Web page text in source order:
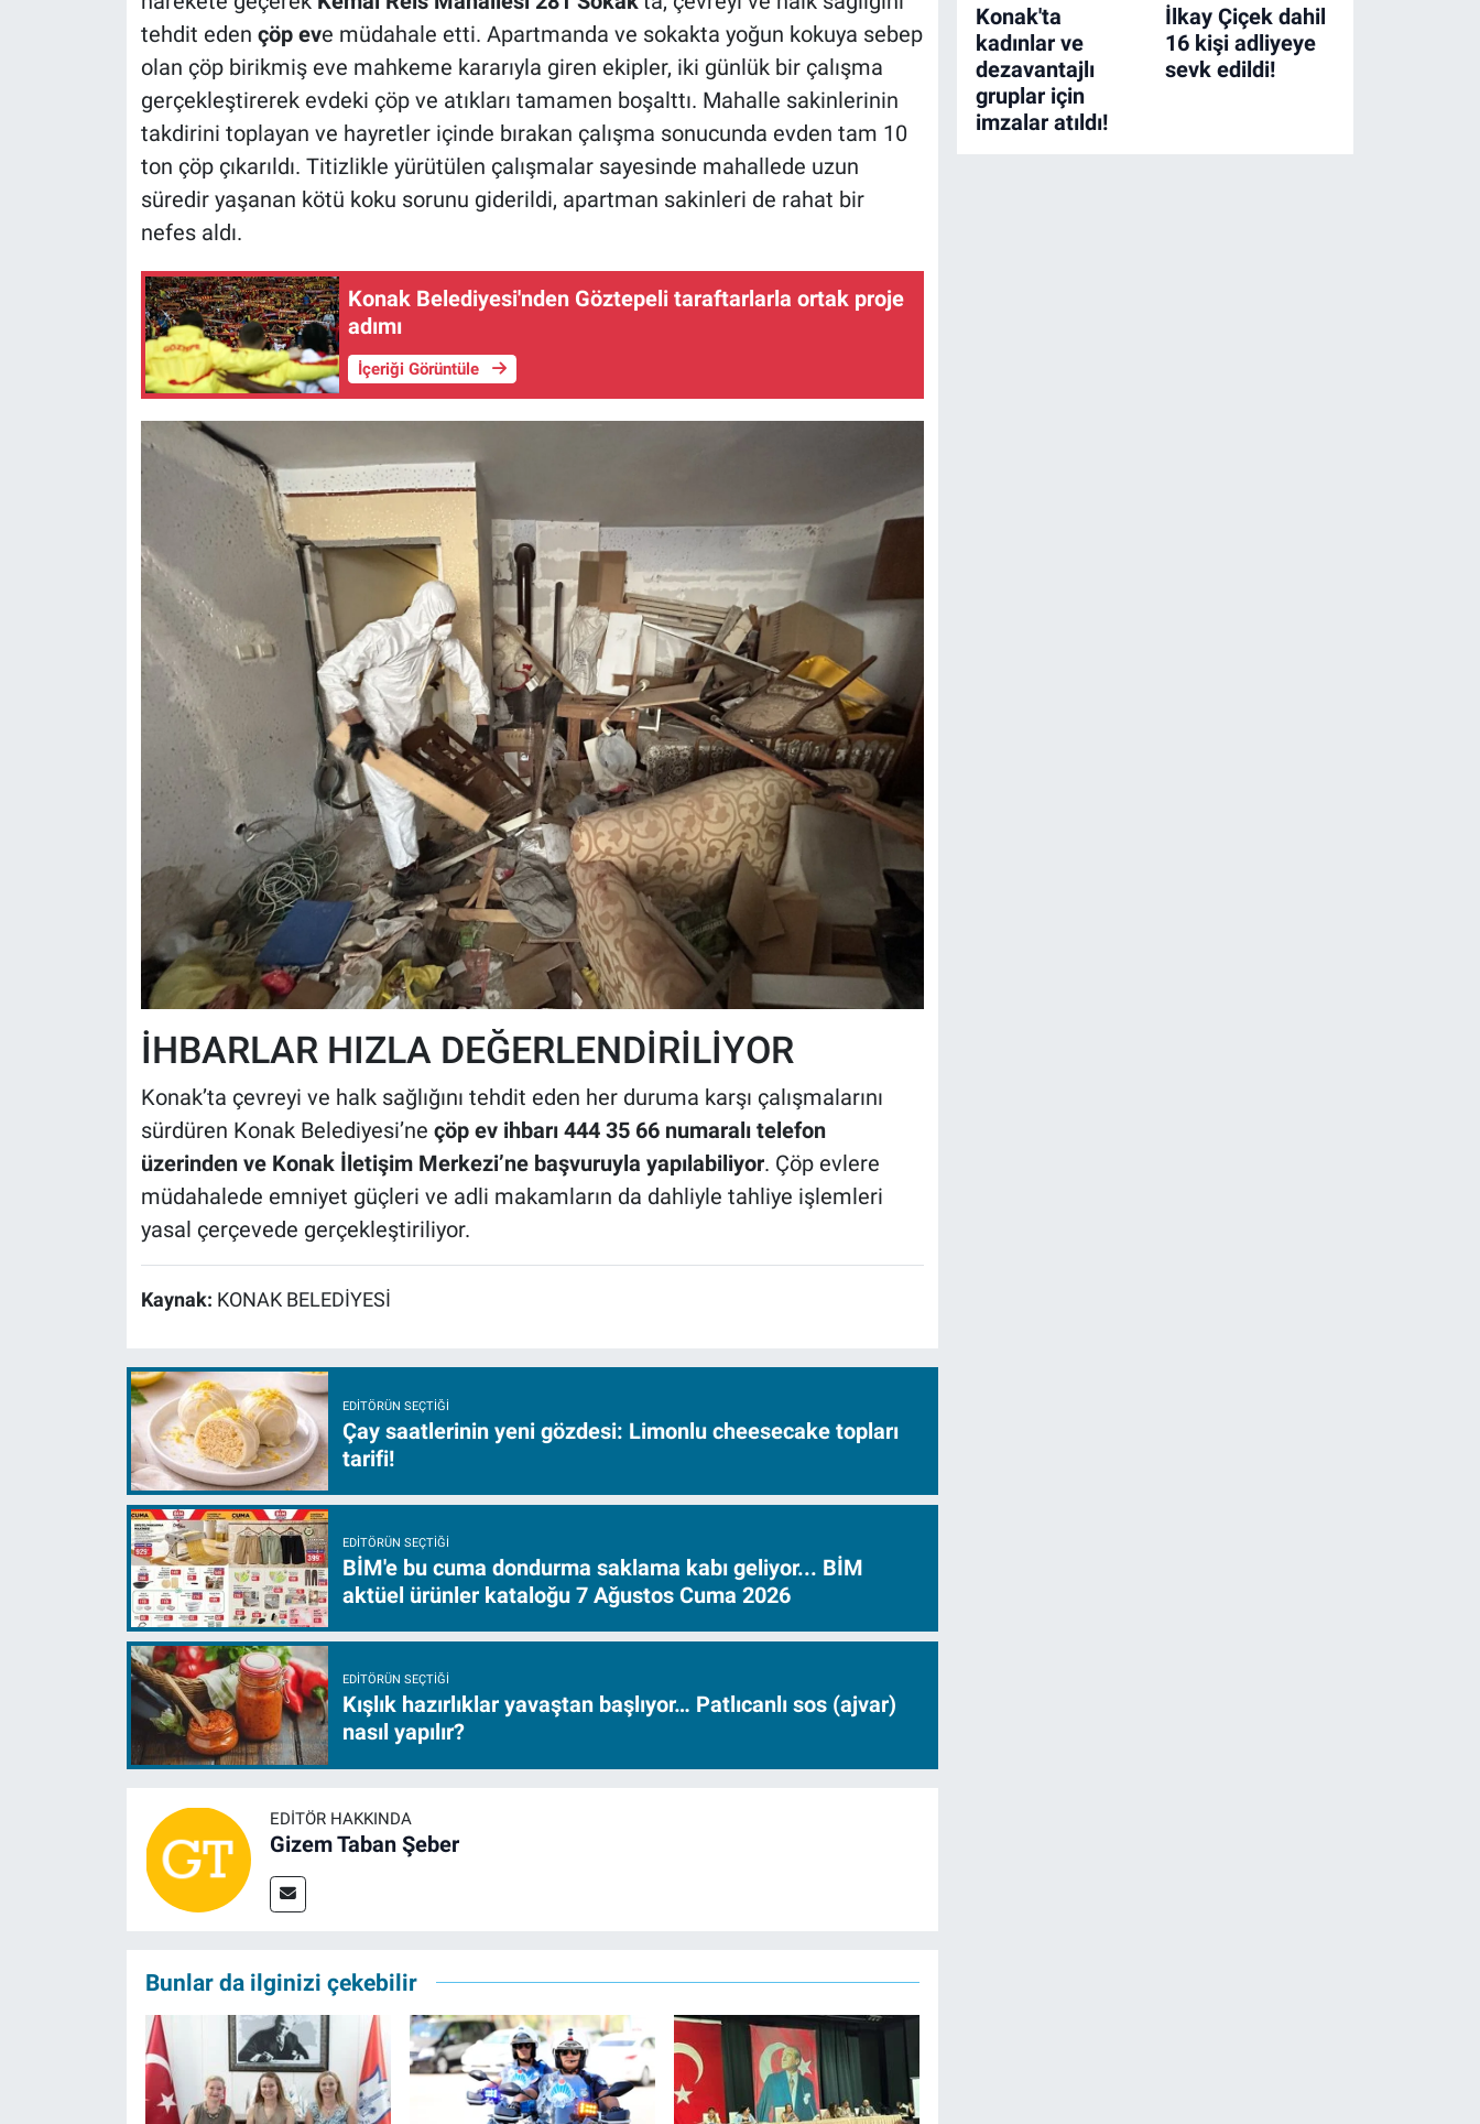
tehdit eden çöp eve müdahale etti. Apartmanda ve sokakta yoğun kokuya sebep
olan çöp birikmiş eve mahkeme kararıyla giren ekipler, iki günlük bir çalışma
gerçekleştirerek evdeki çöp ve atıkları tamamen boşalttı. Mahalle sakinlerinin
takdirini toplayan ve hayretler içinde bırakan çalışma sonucunda evden tam 10
ton çöp çıkarıldı. Titizlikle yürütülen çalışmalar sayesinde mahallede uzun
süredir yaşanan kötü koku sorunu giderildi, apartman sakinleri de rahat bir
nefes aldı.
Konak Belediyesi'nden Göztepeli taraftarlarla ortak proje
adımı
İçeriği Görüntüle
İHBARLAR HIZLA DEĞERLENDİRİLİYOR
Konak’ta çevreyi ve halk sağlığını tehdit eden her duruma karşı çalışmalarını
sürdüren Konak Belediyesi’ne çöp ev ihbarı 444 35 66 numaralı telefon
üzerinden ve Konak İletişim Merkezi’ne başvuruyla yapılabiliyor. Çöp evlere
müdahalede emniyet güçleri ve adli makamların da dahliyle tahliye işlemleri
yasal çerçevede gerçekleştiriliyor.
Kaynak: KONAK BELEDİYESİ
EDITÖRÜN SEÇTIĞI
Çay saatlerinin yeni gözdesi: Limonlu cheesecake topları
tarifi!
EDITÖRÜN SEÇTIĞI
BİM'e bu cuma dondurma saklama kabı geliyor... BİM
aktüel ürünler kataloğu 7 Ağustos Cuma 2026
EDITÖRÜN SEÇTIĞI
Kışlık hazırlıklar yavaştan başlıyor… Patlıcanlı sos (ajvar)
nasıl yapılır?
EDITÖR HAKKINDA
Gizem Taban Şeber
Bunlar da ilginizi çekebilir
Konak'ta
kadınlar ve
dezavantajlı
gruplar için
imzalar atıldı!
İlkay Çiçek dahil
16 kişi adliyeye
sevk edildi!